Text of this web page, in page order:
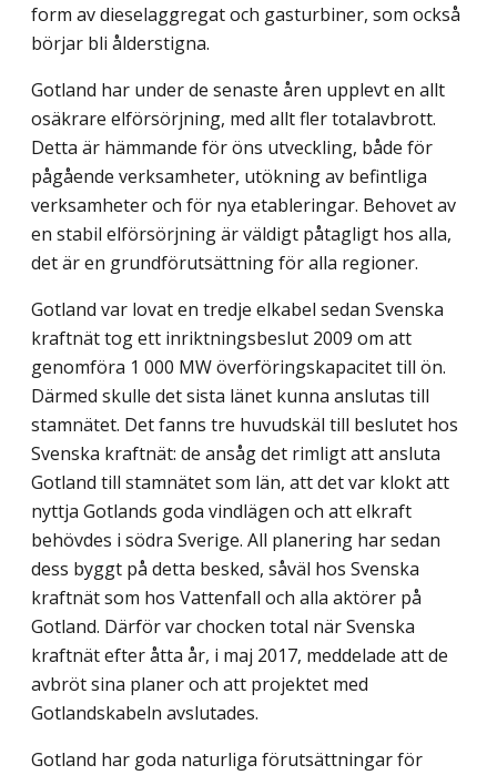
form av dieselaggregat och gasturbiner, som också
börjar bli ålderstigna.
Gotland har under de senaste åren upplevt en allt
osäkrare elförsörjning, med allt fler totalavbrott.
Detta är hämmande för öns utveckling, både för
pågående verksamheter, utökning av befintliga
verksamheter och för nya etableringar. Behovet av
en stabil elförsörjning är väldigt påtagligt hos alla,
det är en grundförutsättning för alla regioner.
Gotland var lovat en tredje elkabel sedan Svenska
kraftnät tog ett inriktningsbeslut 2009 om att
genomföra 1 000 MW överföringskapacitet till ön.
Därmed skulle det sista länet kunna anslutas till
stamnätet. Det fanns tre huvudskäl till beslutet hos
Svenska kraftnät: de ansåg det rimligt att ansluta
Gotland till stamnätet som län, att det var klokt att
nyttja Gotlands goda vindlägen och att elkraft
behövdes i södra Sverige. All planer­ing har sedan
dess byggt på detta besked, såväl hos Svenska
kraftnät som hos Vattenfall och alla aktörer på
Gotland. Därför var chocken total när Svenska
kraftnät efter åtta år, i maj 2017, meddelade att de
avbröt sina planer och att projektet med
Gotlandskabeln avslutades.
Gotland har goda naturliga förutsättningar för